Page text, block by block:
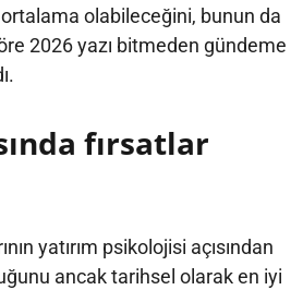
ortalama olabileceğini, bunun da
2026 yazı bitmeden gündeme
fırsatlar
yatırım psikolojisi açısından
ancak tarihsel olarak en iyi